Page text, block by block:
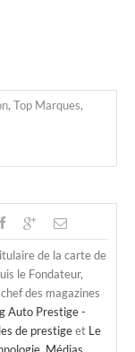
, Top Marques,
de la carte de
le Fondateur,
des magazines
Auto Prestige -
de prestigeet Le